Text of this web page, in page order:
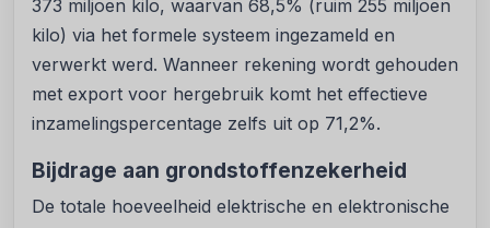
373 miljoen kilo, waarvan 68,5% (ruim 255 miljoen
kilo) via het formele systeem ingezameld en
verwerkt werd. Wanneer rekening wordt gehouden
met export voor hergebruik komt het effectieve
inzamelingspercentage zelfs uit op 71,2%.
Bijdrage aan grondstoffenzekerheid
De totale hoeveelheid elektrische en elektronische